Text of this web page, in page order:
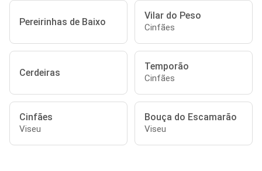
Pereirinhas de Baixo
Vilar do Peso
Cinfães
Cerdeiras
Temporão
Cinfães
Cinfães
Viseu
Bouça do Escamarão
Viseu